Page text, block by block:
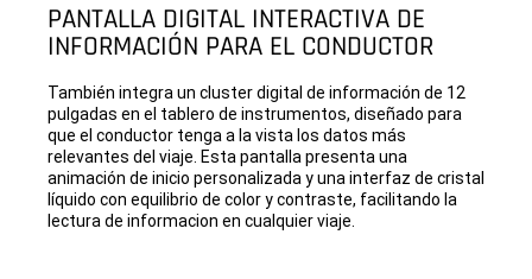
PANTALLA DIGITAL INTERACTIVA DE
INFORMACIÓN PARA EL CONDUCTOR
También integra un cluster digital de información de 12
pulgadas en el tablero de instrumentos, diseñado para
que el conductor tenga a la vista los datos más
relevantes del viaje. Esta pantalla presenta una
animación de inicio personalizada y una interfaz de cristal
líquido con equilibrio de color y contraste, facilitando la
lectura de informacion en cualquier viaje.